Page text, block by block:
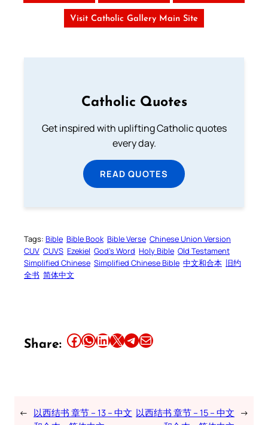
Visit Catholic Gallery Main Site
Catholic Quotes
Get inspired with uplifting Catholic quotes
every day.
READ QUOTES
Tags: Bible Bible Book Bible Verse Chinese Union Version
CUV CUVS Ezekiel God’s Word Holy Bible Old Testament
Simplified Chinese Simplified Chinese Bible 中文和合本 旧约
全书 简体中文
Share: Share this article on Facebook Share this article on WhatsApp Share this article on LinkedIn Share this article on X Share this article on TelegramEmail this Article
← 以西结书 章节 – 13 – 中文 以西结书 章节 – 15 – 中文 →